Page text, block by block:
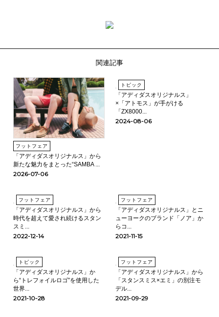
関連記事
フットフェア
「アディダスオリジナルス」から
新たな魅力をまとった“SAMBA ...
2026-07-06
トピック
「アディダスオリジナルス」
×「アトモス」が手がける
「ZX8000...
2024-08-06
フットフェア
「アディダスオリジナルス」から
時代を超えて愛され続けるスタン
スミ...
2022-12-14
フットフェア
「アディダスオリジナルス」とニ
ューヨークのブランド「ノア」か
らコ...
2021-11-15
トピック
「アディダスオリジナルス」か
ら“トレフォイルロゴ”を使⽤した
世界...
2021-10-28
フットフェア
「アディダスオリジナルス」から
「スタンスミス×エミ」の別注モ
デル...
2021-09-29